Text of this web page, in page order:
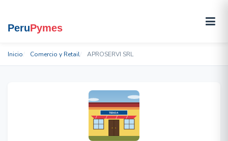
Inicio Comercio y Retail APROSERVI SRL